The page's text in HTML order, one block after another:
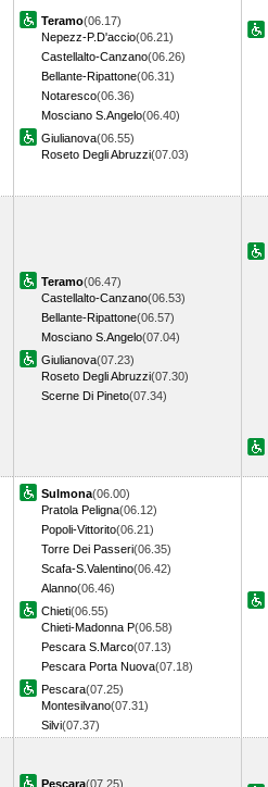
Teramo(06.17)
Nepezz-P.D'accio(06.21)
Castellalto-Canzano(06.26)
Bellante-Ripattone(06.31)
Notaresco(06.36)
Mosciano S.Angelo(06.40)
Giulianova(06.55)
Roseto Degli Abruzzi(07.03)
Teramo(06.47)
Castellalto-Canzano(06.53)
Bellante-Ripattone(06.57)
Mosciano S.Angelo(07.04)
Giulianova(07.23)
Roseto Degli Abruzzi(07.30)
Scerne Di Pineto(07.34)
Sulmona(06.00)
Pratola Peligna(06.12)
Popoli-Vittorito(06.21)
Torre Dei Passeri(06.35)
Scafa-S.Valentino(06.42)
Alanno(06.46)
Chieti(06.55)
Chieti-Madonna P(06.58)
Pescara S.Marco(07.13)
Pescara Porta Nuova(07.18)
Pescara(07.25)
Montesilvano(07.31)
Silvi(07.37)
Pescara(07.25)